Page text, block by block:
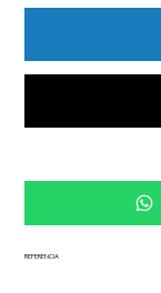
REFERENCIA